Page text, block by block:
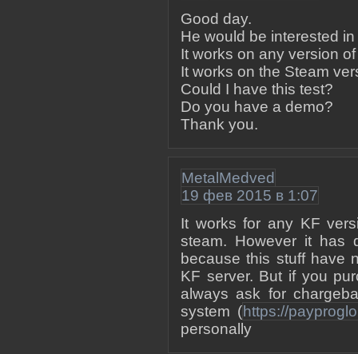
Good day.
He would be interested
It works on any version
It works on the Steam
Could I have this test?
Do you have a demo?
Thank you.
MetalMedved
19 фев 2015 в 1:07
It works for any KF
steam. However it has
because this stuff have
KF server. But if you
always ask for
system (https://
personally